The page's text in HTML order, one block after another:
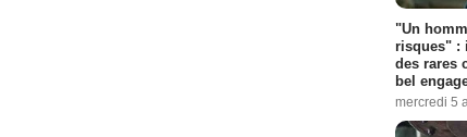
"Un
risques" :
des rares
bel
mercredi 5